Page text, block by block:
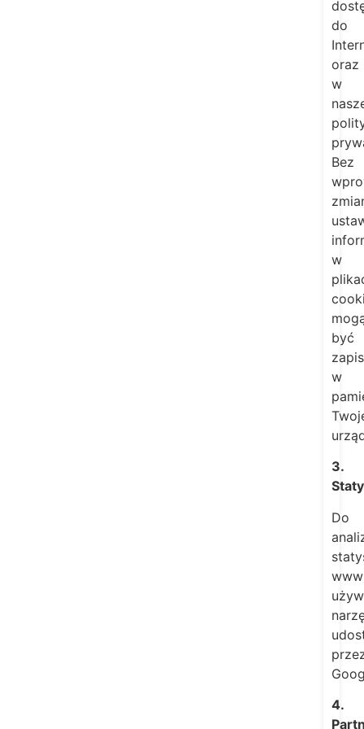
do
oraz
w
Bez
w
być
w
3.
Do
www
4.